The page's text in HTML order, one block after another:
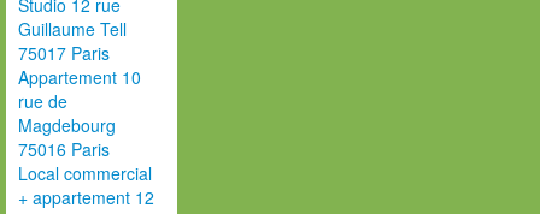
Studio 12 rue
Guillaume Tell
75017 Paris
Appartement 10
rue de
Magdebourg
75016 Paris
Local commercial
+ appartement 12